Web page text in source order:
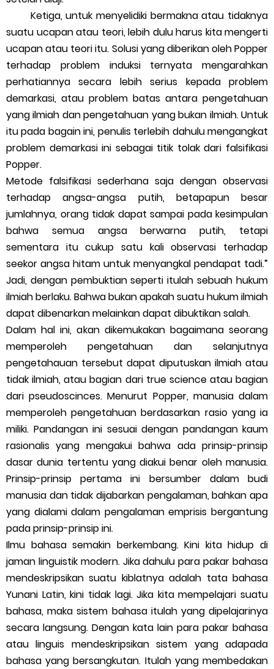
Ketiga, untuk menyelidiki bermakna atau tidaknya
suatu ucapan atau teori, lebih dulu harus kita mengerti
ucapan atau teori itu. Solusi yang diberikan oleh Popper
terhadap problem induksi ternyata mengarahkan
perhatiannya secara lebih serius kepada problem
demarkasi, atau problem batas antara pengetahuan
yang ilmiah dan pengetahuan yang bukan ilmiah. Untuk
itu pada bagain ini, penulis terlebih dahulu mengangkat
problem demarkasi ini sebagai titik tolak dari falsifikasi
Popper.
Metode falsifikasi sederhana saja dengan observasi
terhadap angsa-angsa putih, betapapun besar
jumlahnya, orang tidak dapat sampai pada kesimpulan
bahwa semua angsa berwarna putih, tetapi
sementara itu cukup satu kali observasi terhadap
seekor angsa hitam untuk menyangkal pendapat tadi.”
Jadi, dengan pembuktian seperti itulah sebuah hukum
ilmiah berlaku. Bahwa bukan apakah suatu hukum ilmiah
dapat dibenarkan melainkan dapat dibuktikan salah.
Dalam hal ini, akan dikemukakan bagaimana seorang
memperoleh pengetahuan dan selanjutnya
pengetahauan tersebut dapat diputuskan ilmiah atau
tidak ilmiah, atau bagian dari true science atau bagian
dari pseudoscinces. Menurut Popper, manusia dalam
memperoleh pengetahuan berdasarkan rasio yang ia
miliki. Pandangan ini sesuai dengan pandangan kaum
rasionalis yang mengakui bahwa ada prinsip-prinsip
dasar dunia tertentu yang diakui benar oleh manusia.
Prinsip-prinsip pertama ini bersumber dalam budi
manusia dan tidak dijabarkan pengalaman, bahkan apa
yang dialami dalam pengalaman emprisis bergantung
pada prinsip-prinsip ini.
Ilmu bahasa semakin berkembang. Kini kita hidup di
jaman linguistik modern. Jika dahulu para pakar bahasa
mendeskripsikan suatu kiblatnya adalah tata bahasa
Yunani Latin, kini tidak lagi. Jika kita mempelajari suatu
bahasa, maka sistem bahasa itulah yang dipelajarinya
secara langsung. Dengan kata lain para pakar bahasa
atau linguis mendeskripsikan sistem yang adapada
bahasa yang bersangkutan. Itulah yang membedakan